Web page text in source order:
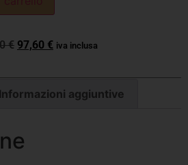
€ 97,60 € iva inclusa
Informazioni aggiuntive